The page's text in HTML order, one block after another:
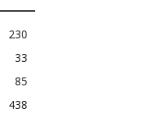
230
33
85
438